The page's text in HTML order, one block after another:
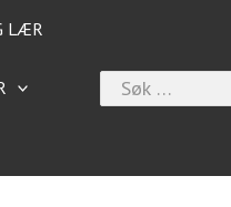
LÆR
Search
for: